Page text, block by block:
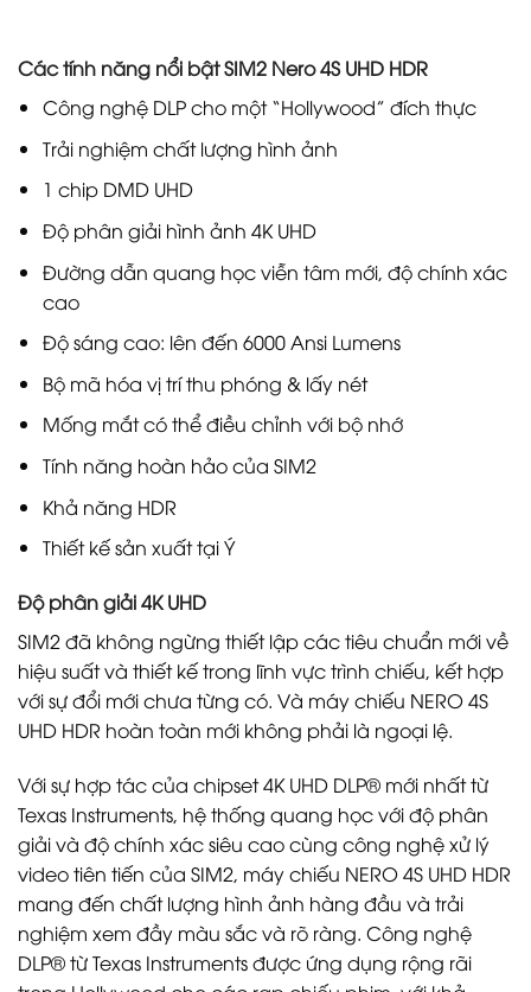
Các tính năng nổi bật SIM2 Nero 4S UHD HDR
Công nghệ DLP cho một “Hollywood” đích thực
Trải nghiệm chất lượng hình ảnh
1 chip DMD UHD
Độ phân giải hình ảnh 4K UHD
Đường dẫn quang học viễn tâm mới, độ chính xác
cao
Độ sáng cao: lên đến 6000 Ansi Lumens
Bộ mã hóa vị trí thu phóng & lấy nét
Mống mắt có thể điều chỉnh với bộ nhớ
Tính năng hoàn hảo của SIM2
Khả năng HDR
Thiết kế sản xuất tại Ý
Độ phân giải 4K UHD
SIM2 đã không ngừng thiết lập các tiêu chuẩn mới về
hiệu suất và thiết kế trong lĩnh vực trình chiếu, kết hợp
với sự đổi mới chưa từng có. Và máy chiếu NERO 4S
UHD HDR hoàn toàn mới không phải là ngoại lệ.
Với sự hợp tác của chipset 4K UHD DLP® mới nhất từ
Texas Instruments, hệ thống quang học với độ phân
giải và độ chính xác siêu cao cùng công nghệ xử lý
video tiên tiến của SIM2, máy chiếu NERO 4S UHD HDR
mang đến chất lượng hình ảnh hàng đầu và trải
nghiệm xem đầy màu sắc và rõ ràng. Công nghệ
DLP® từ Texas Instruments được ứng dụng rộng rãi